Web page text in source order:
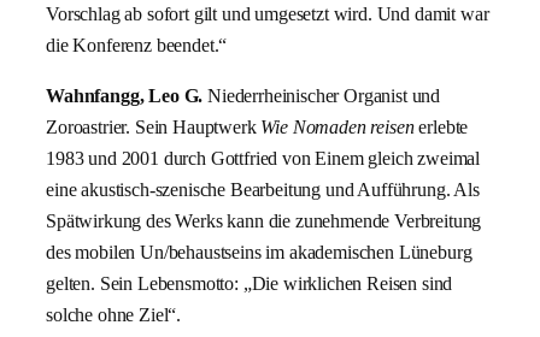
Vorschlag ab sofort gilt und umgesetzt wird. Und damit war
die Konferenz beendet.“
Wahnfangg, Leo G. Niederrheinischer Organist und
Zoroastrier. Sein Hauptwerk Wie Nomaden reisenerlebte
1983 und 2001 durch Gottfried von Einem gleich zweimal
eine akustisch-szenische Bearbeitung und Aufführung. Als
Spätwirkung des Werks kann die zunehmende Verbreitung
des mobilen Un/behaustseins im akademischen Lüneburg
gelten. Sein Lebensmotto: „Die wirklichen Reisen sind
solche ohne Ziel“.